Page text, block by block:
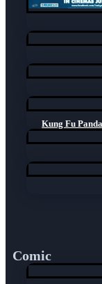
Kung Fu
Comic